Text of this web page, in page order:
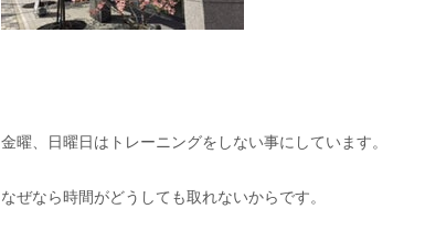
金曜、日曜日はトレーニングをしない事にしています。
なぜなら時間がどうしても取れないからです。